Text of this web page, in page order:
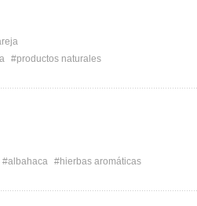
#productos naturales
#albahaca #hierbas aromáticas